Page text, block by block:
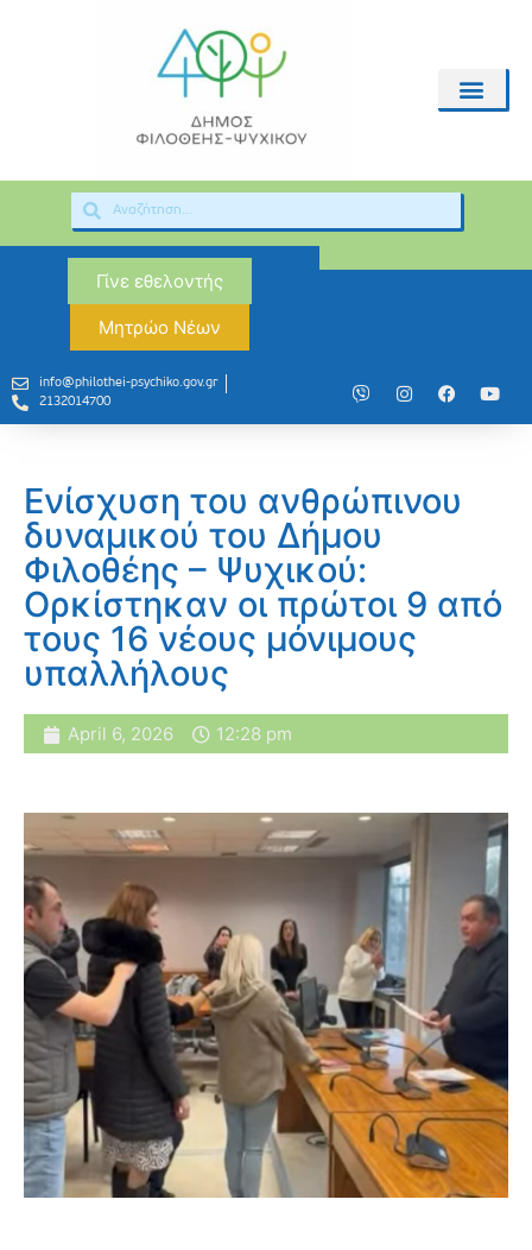
Γίνε εθελοντής
Μητρώο Νέων
info@philothei-psychiko.gov.gr
2132014700
Ενίσχυση του ανθρώπινου
δυναμικού του Δήμου
Φιλοθέης – Ψυχικού:
Ορκίστηκαν οι πρώτοι 9 από
τους 16 νέους μόνιμους
υπαλλήλους
April 6, 2026 12:28 pm